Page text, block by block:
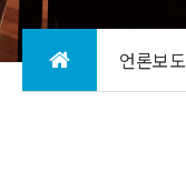
언론보도